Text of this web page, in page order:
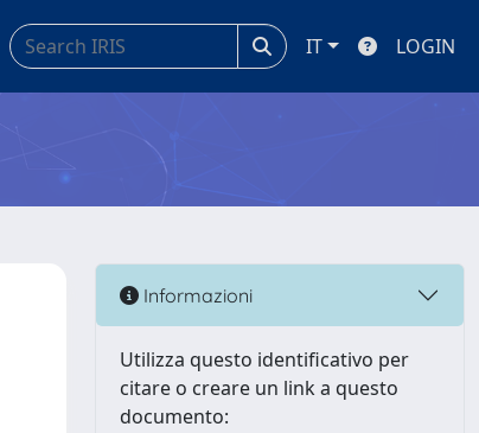
IT LOGIN
Informazioni
Utilizza questo identificativo per
citare o creare un link a questo
documento: